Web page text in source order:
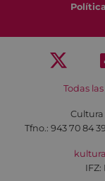
Todas
Cultura
Tfno.: 943 70 84
IFZ: